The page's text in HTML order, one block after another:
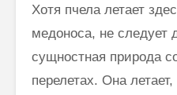
Хотя пчела летает
медоноса, не следует
сущностная природа
перелетах. Она